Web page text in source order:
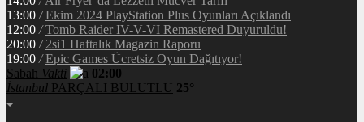
13:00 / Ekim 2024 PlayStation Plus Oyunları Açıklandı
12:00 / Tomb Raider IV-V-VI Remastered Duyuruldu!
20:00 / 2si1 Haftalık Magazin Raporu
19:00 / Epic Games Ücretsiz Oyun Dağıtıyor!
Sabah Vakti
02:00
İstanbul PARÇALI BULUTLU 25°